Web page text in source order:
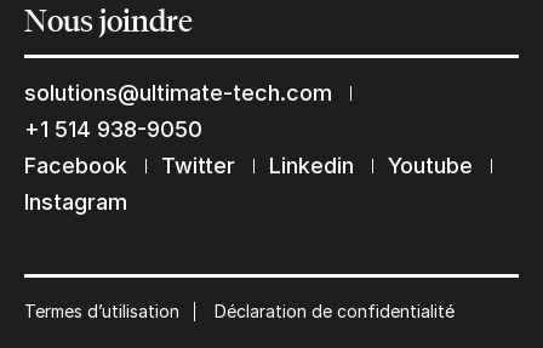
Nousjoindre
solutions@ultimate-tech.com
+1 514 938-9050
Facebook
Twitter Linkedin
Youtube
Instagram
Termes d’utilisation Déclaration de confidentialité